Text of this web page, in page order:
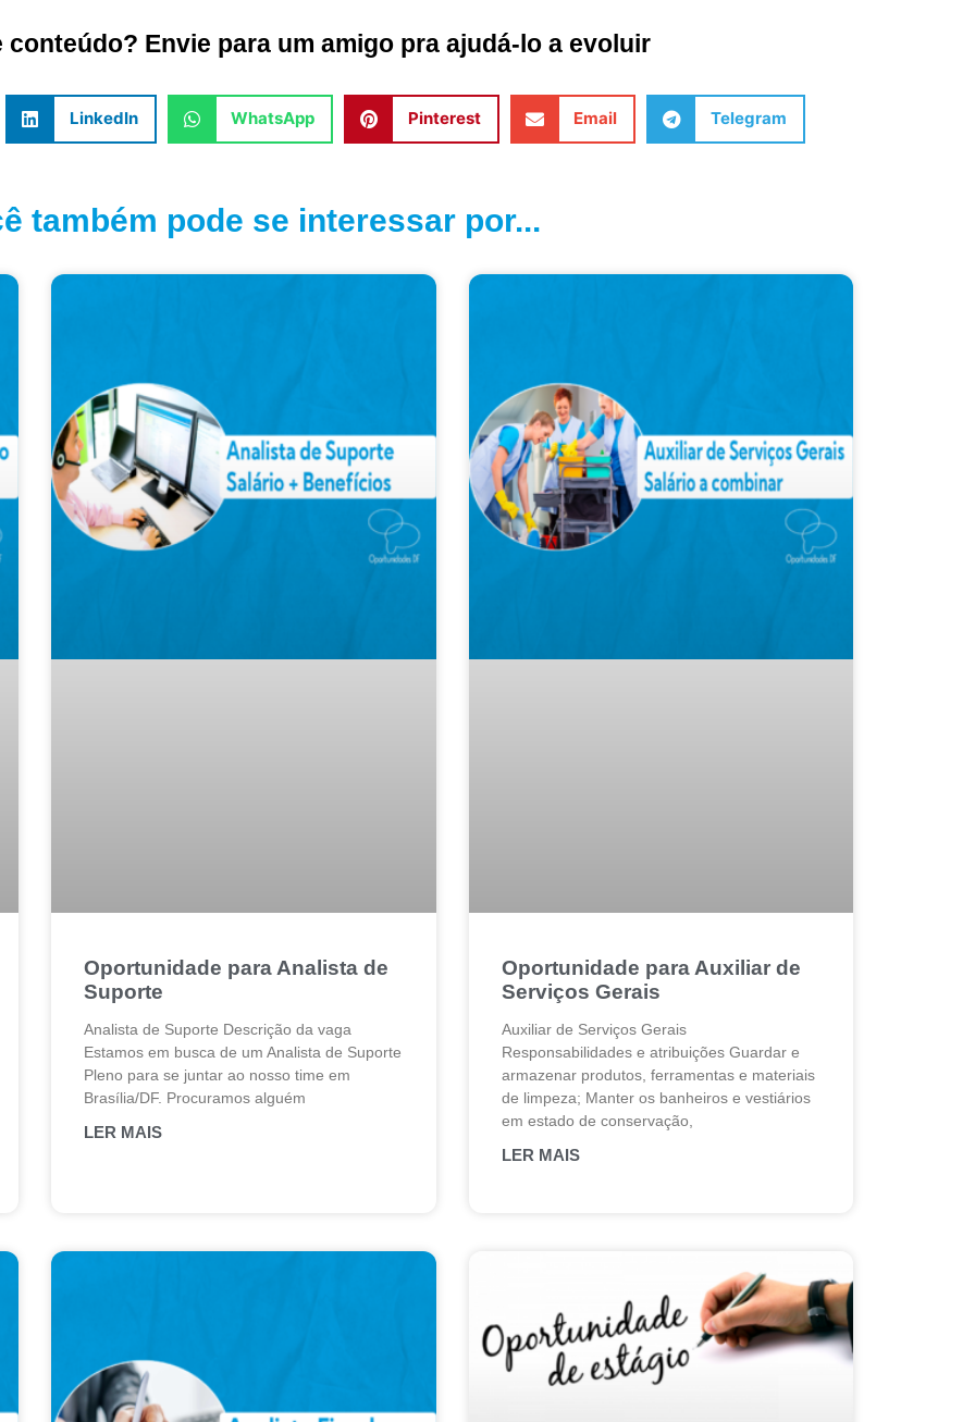
conteúdo? Envie para um amigo pra ajudá-lo a evoluir
LinkedIn WhatsApp Pinterest Email Telegram
também pode se interessar por...
Oportunidade para Analista de
Suporte
Analista de Suporte Descrição da vaga
Estamos em busca de um Analista de Suporte
Pleno para se juntar ao nosso time em
Brasília/DF. Procuramos alguém
LER MAIS
Oportunidade para Auxiliar de
Serviços Gerais
Auxiliar de Serviços Gerais
Responsabilidades e atribuições Guardar e
armazenar produtos, ferramentas e materiais
de limpeza; Manter os banheiros e vestiários
em estado de conservação,
LER MAIS